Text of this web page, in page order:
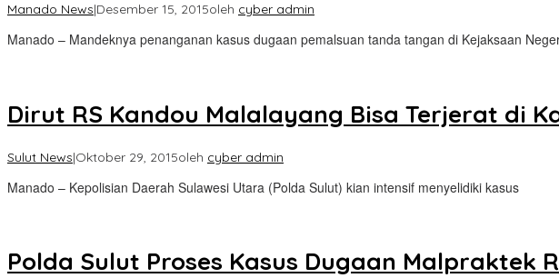
Manado News|Desember 15, 2015oleh cyber admin
Manado – Mandeknya penanganan kasus dugaan pemalsuan tanda tangan di Kejaksaan
Dirut RS Kandou Malalayang Bisa Terjerat di
Sulut News|Oktober 29, 2015oleh cyber admin
Manado – Kepolisian Daerah Sulawesi Utara (Polda Sulut) kian intensif menyelidiki kasus
Polda Sulut Proses Kasus Dugaan Malpraktek